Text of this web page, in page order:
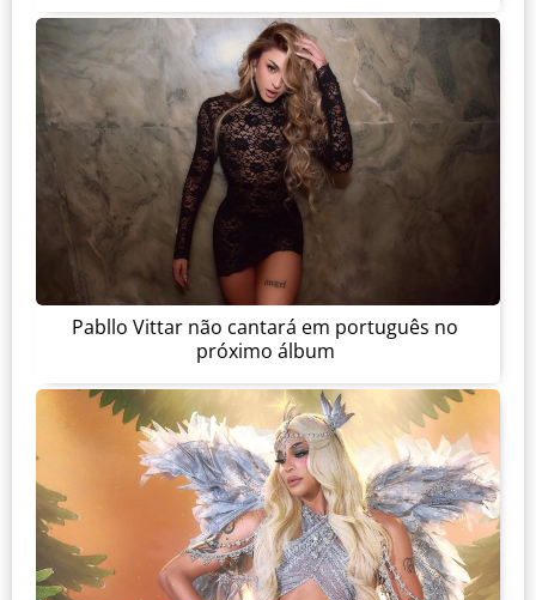
Pabllo Vittar não cantará em português no
próximo álbum